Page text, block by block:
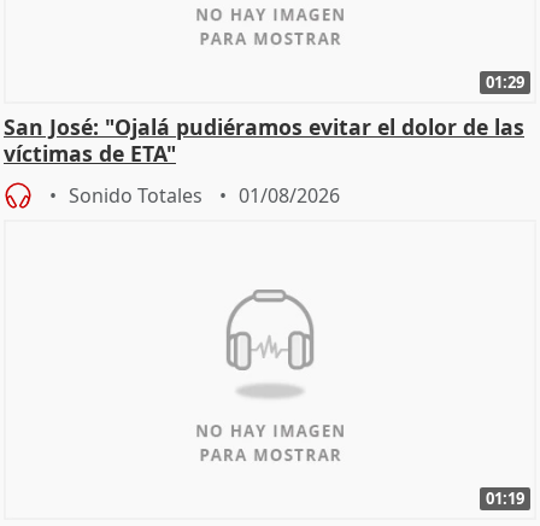
01:29
San José: "Ojalá pudiéramos evitar el dolor de las
víctimas de ETA"
Sonido Totales 01/08/2026
01:19